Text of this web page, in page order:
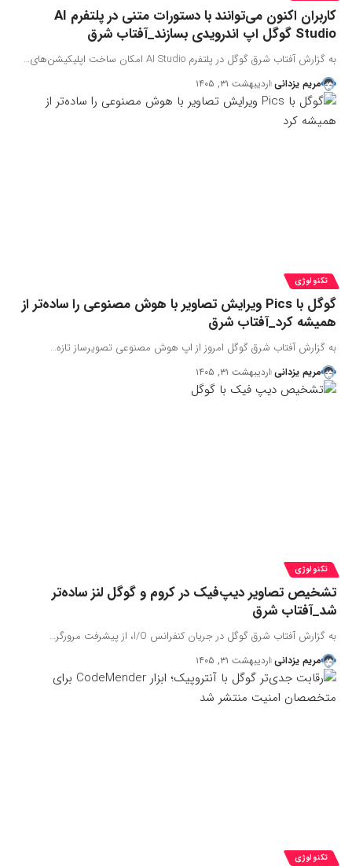
کاربران اکنون می‌توانند با دستورات متنی در پلتفرم AI
Studio گوگل اپ اندرویدی بسازند_آفتاب شرق
به گزارش آفتاب شرق گوگل در پلتفرم AI Studio امکان ساخت اپلیکیشن‌های…
مریم یزدانی اردیبهشت ۳۱, ۱۴۰۵
تکنولوژی
گوگل با Pics ویرایش تصاویر با هوش مصنوعی را ساده‌تر از
همیشه کرد_آفتاب شرق
به گزارش آفتاب شرق گوگل امروز از اپ هوش مصنوعی تصویرساز تازه…
مریم یزدانی اردیبهشت ۳۱, ۱۴۰۵
تکنولوژی
تشخیص تصاویر دیپ‌فیک در کروم و گوگل لنز ساده‌تر
شد_آفتاب شرق
به گزارش آفتاب شرق گوگل در جریان کنفرانس I/O، از پیشرفت مرورگر…
مریم یزدانی اردیبهشت ۳۱, ۱۴۰۵
تکنولوژی